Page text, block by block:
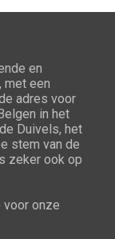
en
met een
adres voor
in het
Duivels, het
stem van de
zeker ook op
onze